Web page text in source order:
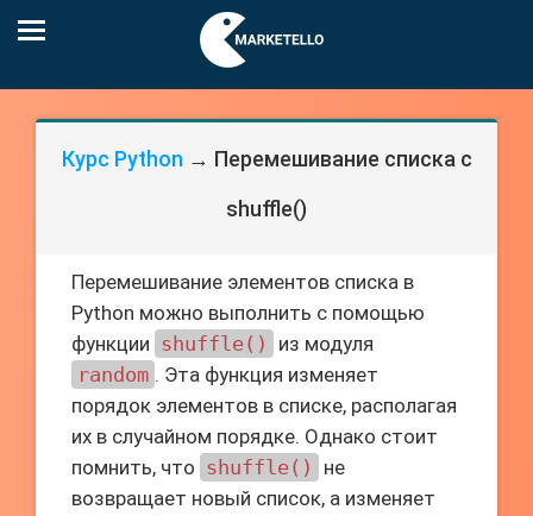
Курс Python → Перемешивание списка с
shuffle()
Перемешивание элементов списка в
Python можно выполнить с помощью
функции shuffle()
из модуля
random . Эта функция изменяет
порядок элементов в списке, располагая
их в случайном порядке. Однако стоит
помнить, что shuffle()
не
возвращает новый список, а изменяет